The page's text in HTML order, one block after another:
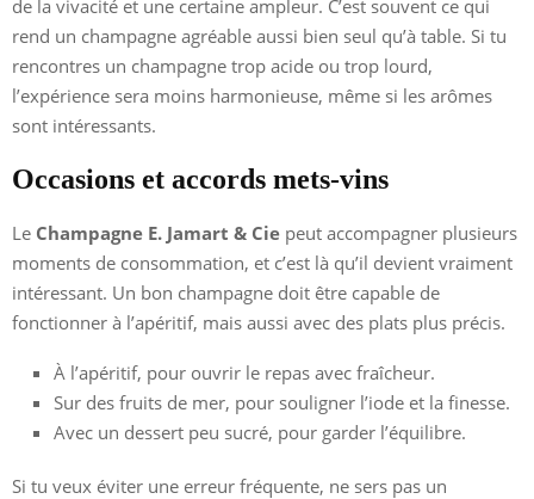
de la vivacité et une certaine ampleur. C’est souvent ce qui
rend un champagne agréable aussi bien seul qu’à table. Si tu
rencontres un champagne trop acide ou trop lourd,
l’expérience sera moins harmonieuse, même si les arômes
sont intéressants.
Occasions et accords mets-vins
Le Champagne E. Jamart & Cie peut accompagner plusieurs
moments de consommation, et c’est là qu’il devient vraiment
intéressant. Un bon champagne doit être capable de
fonctionner à l’apéritif, mais aussi avec des plats plus précis.
À l’apéritif, pour ouvrir le repas avec fraîcheur.
Sur des fruits de mer, pour souligner l’iode et la finesse.
Avec un dessert peu sucré, pour garder l’équilibre.
Si tu veux éviter une erreur fréquente, ne sers pas un